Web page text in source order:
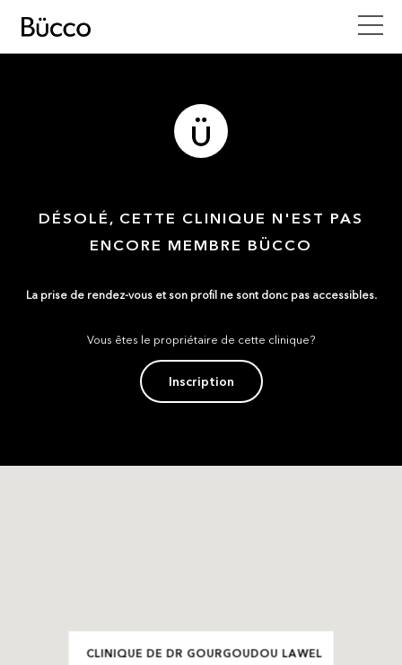
DÉSOLÉ, CETTE CLINIQUE N'EST PAS
ENCORE MEMBRE BÜCCO
La prise de rendez-vous et son profil ne sont donc pas accessibles.
Vous êtes le propriétaire de cette clinique?
Inscription
CLINIQUE DE DR GOURGOUDOU LAWEL